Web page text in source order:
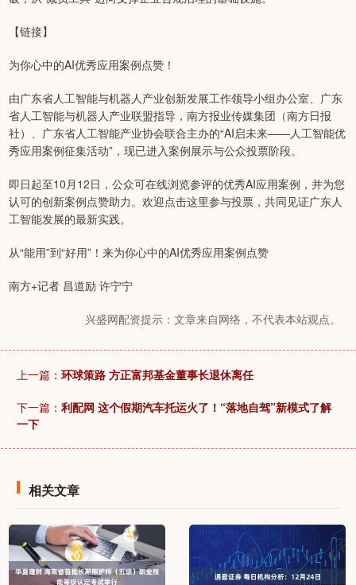
【链接】
为你心中的AI优秀应用案例点赞！
由广东省人工智能与机器人产业创新发展工作领导小组办公室、广东
省人工智能与机器人产业联盟指导，南方报业传媒集团（南方日报
社）、广东省人工智能产业协会联合主办的“AI启未来——人工智能优
秀应用案例征集活动”，现已进入案例展示与公众投票阶段。
即日起至10月12日，公众可在线浏览参评的优秀AI应用案例，并为您
认可的创新案例点赞助力。欢迎点击这里参与投票，共同见证广东人
工智能发展的最新实践。
从“能用”到“好用”！来为你心中的AI优秀应用案例点赞
南方+记者 昌道励 许宁宁
兴盛网配资提示：文章来自网络，不代表本站观点。
上一篇： 环球策路 方正富邦基金董事长退休离任
下一篇： 利配网 这个假期汽车托运火了！“落地自驾”新模式了解
一下
相关文章